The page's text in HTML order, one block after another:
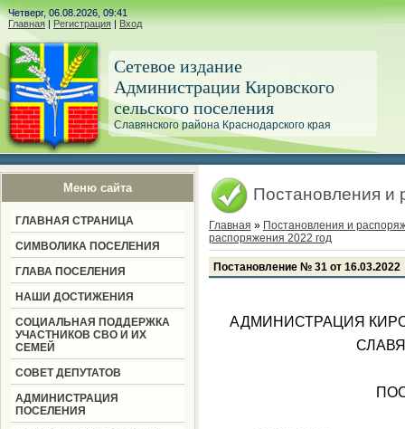
Четверг, 06.08.2026, 09:41
Главная | Регистрация | Вход
Сетевое издание
Администрации Кировского
сельского поселения
Славянского района Краснодарского края
Меню сайта
ГЛАВНАЯ СТРАНИЦА
СИМВОЛИКА ПОСЕЛЕНИЯ
ГЛАВА ПОСЕЛЕНИЯ
НАШИ ДОСТИЖЕНИЯ
СОЦИАЛЬНАЯ ПОДДЕРЖКА
УЧАСТНИКОВ СВО И ИХ
СЕМЕЙ
СОВЕТ ДЕПУТАТОВ
АДМИНИСТРАЦИЯ
ПОСЕЛЕНИЯ
Постановления и
Главная » Постановления и
распоряжения 2022 год
Постановление № 31 от 16.03.2022
АДМИНИСТРАЦИЯ